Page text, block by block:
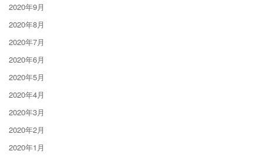
2020年9月
2020年8月
2020年7月
2020年6月
2020年5月
2020年4月
2020年3月
2020年2月
2020年1月